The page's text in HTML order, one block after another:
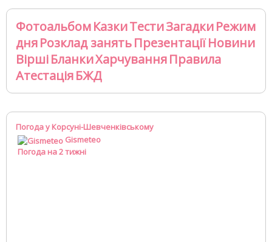
Фотоальбом КазкиТестиЗагадкиРежим
дняРозклад занятьПрезентаціїНовини
Вірші БланкиХарчування
АтестаціяБЖД
Погода у Корсуні-Шевченківському